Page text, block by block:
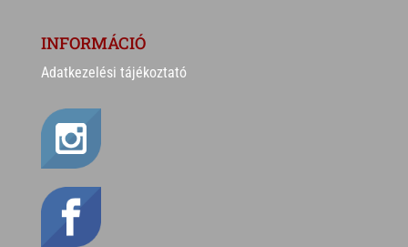
INFORMÁCIÓ
Adatkezelési tájékoztató